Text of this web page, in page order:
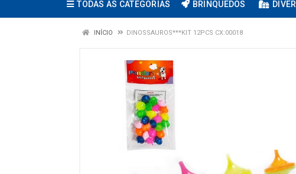
TODAS AS CATEGORIAS BRINQUEDOS
INÍCIO DINOSSAUROS***KIT 12PCS CX:00018